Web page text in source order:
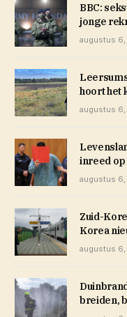
BBC:
jonge
augustus
hoort het
augustus
inreed op
augustus
Zuid-
Korea
augustus
breiden,